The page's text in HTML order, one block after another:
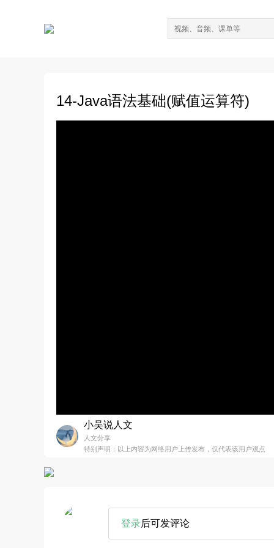
14-Java语法基础(赋值运算符)
小吴说人文
人文分享
特别声明：以上内容为网络用户上传发布，仅代表该用户观点
登录后可发评论